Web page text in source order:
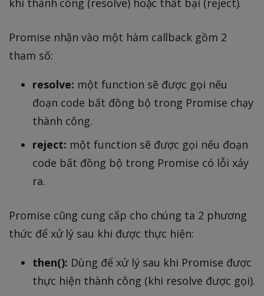
Promise nhận vào một hàm callback gồm 2
tham số:
resolve: một function sẽ được gọi nếu
đoạn code bất đồng bộ trong Promise chạy
thành công.
reject: một function sẽ được gọi nếu đoạn
code bất đồng bộ trong Promise có lỗi xảy
ra.
Promise cũng cung cấp cho chúng ta 2 phương
thức để xử lý sau khi được thực hiện:
then(): Dùng để xử lý sau khi Promise được
thực hiện thành công (khi resolve được gọi).